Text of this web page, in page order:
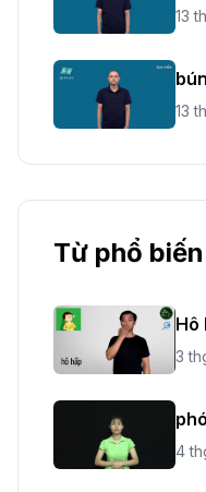
13
13
Từ phổ biến
Hô
3
4